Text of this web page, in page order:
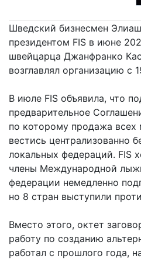
Шведский бизнесмен
президентом FIS в июне
швейцарца Джанфранко
возглавлял организацию с
В июле FIS объявила, что
предварительное
по которому продажа всех
вестись централизованно
локальных федераций. FIS
члены Международной
федерации немедленно
но 8 стран выступили
Вместо этого, октет
работу по созданию
работал с прошлого года,